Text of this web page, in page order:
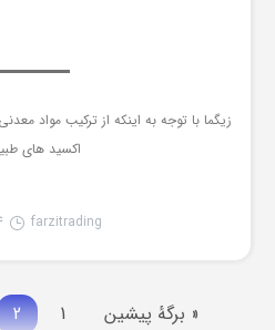
زیگما با توجه به اینکه از ترکیب مواد
اکسید های
farzitrading
« برگه‌ٔ پیشین 1
2